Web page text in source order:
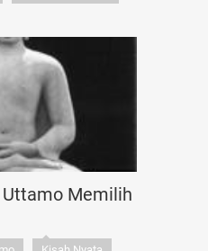
Memilih